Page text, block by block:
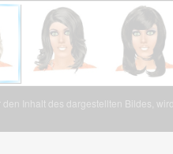
Inhalt des dargestellten Bildes,